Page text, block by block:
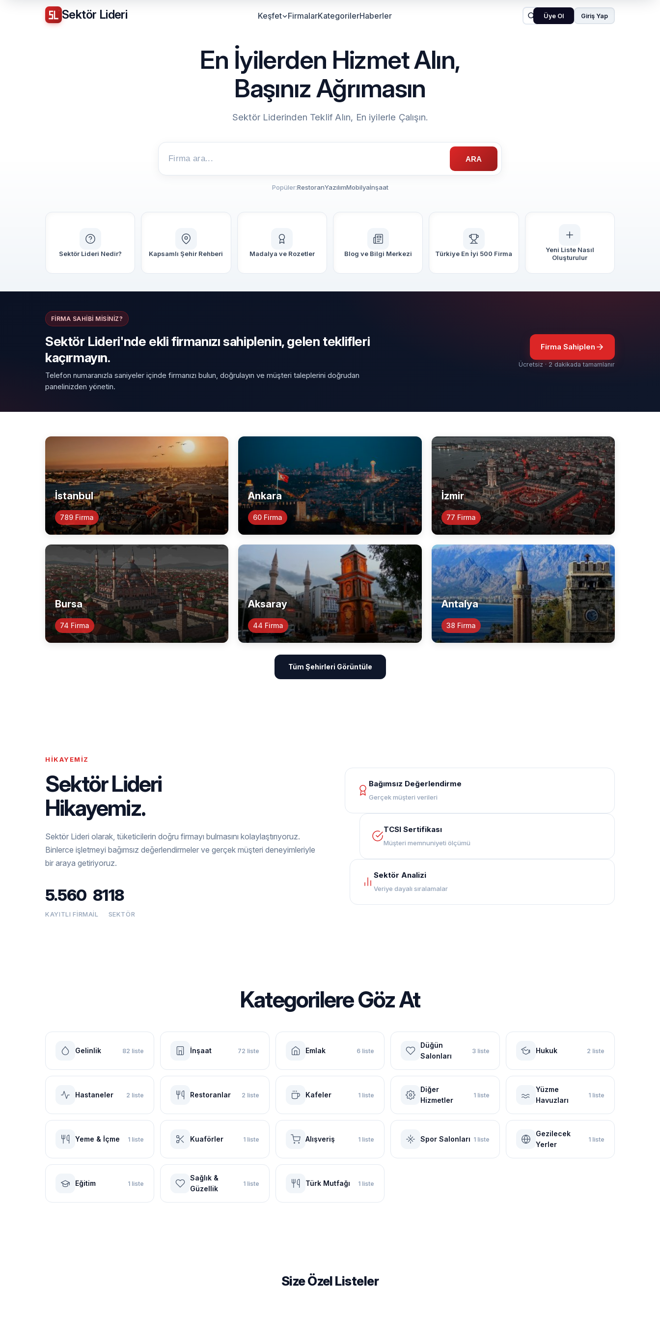
Sektör Lideri Keşfet FirmalarKategorilerHaberler Üye Ol Giriş Yap
En İyilerden Hizmet Alın,
Başınız Ağrımasın
Sektör Liderinden Teklif Alın, En iyilerle Çalışın.
ARA
Popüler:RestoranYazılımMobilyaİnşaat
Sektör Lideri Nedir? Kapsamlı Şehir Rehberi Madalya ve Rozetler Blog ve Bilgi Merkezi Türkiye En İyi 500 Firma
Yeni Liste Nasıl
Oluşturulur
FIRMA SAHIBI MISINIZ?
Sektör Lideri'nde ekli firmanızı sahiplenin, gelen teklifleri
kaçırmayın.
Telefon numaranızla saniyeler içinde firmanızı bulun, doğrulayın ve müşteri taleplerini doğrudan
panelinizden yönetin.
Firma Sahiplen
Ücretsiz · 2 dakikada tamamlanır
İstanbul
789 Firma
Ankara
60 Firma
İzmir
77 Firma
Bursa
74 Firma
Aksaray
44 Firma
Antalya
38 Firma
Tüm Şehirleri Görüntüle
HIKAYEMIZ
Sektör Lideri
Hikayemiz.
Sektör Lideri olarak, tüketicilerin doğru firmayı bulmasını kolaylaştırıyoruz.
Binlerce işletmeyi bağımsız değerlendirmeler ve gerçek müşteri deneyimleriyle
bir araya getiriyoruz.
5.560
KAYITLI FIRMA
81
İL
18
SEKTÖR
Bağımsız Değerlendirme
Gerçek müşteri verileri
TCSI Sertifikası
Müşteri memnuniyeti ölçümü
Sektör Analizi
Veriye dayalı sıralamalar
Kategorilere Göz At
Gelinlik 82 liste İnşaat 72 liste Emlak 6 liste
Düğün
Salonları
3 liste Hukuk 2 liste
Hastaneler 2 liste Restoranlar 2 liste Kafeler 1 liste
Diğer
Hizmetler
1 liste
Yüzme
Havuzları
1 liste
Yeme & İçme 1 liste Kuaförler 1 liste Alışveriş 1 liste Spor Salonları 1 liste
Gezilecek
Yerler
1 liste
Eğitim 1 liste
Sağlık &
Güzellik
1 liste Türk Mutfağı 1 liste
Size Özel Listeler